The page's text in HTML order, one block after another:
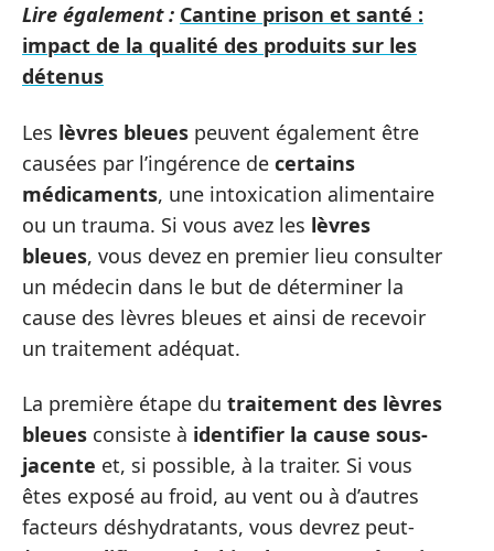
Lire également : Cantine prison et santé :
impact de la qualité des produits sur les
détenus
Les lèvres bleues peuvent également être
causées par l’ingérence de certains
médicaments, une intoxication alimentaire
ou un trauma. Si vous avez les lèvres
bleues, vous devez en premier lieu consulter
un médecin dans le but de déterminer la
cause des lèvres bleues et ainsi de recevoir
un traitement adéquat.
La première étape du traitement des lèvres
bleues consiste à identifier la cause sous-
jacente et, si possible, à la traiter. Si vous
êtes exposé au froid, au vent ou à d’autres
facteurs déshydratants, vous devrez peut-